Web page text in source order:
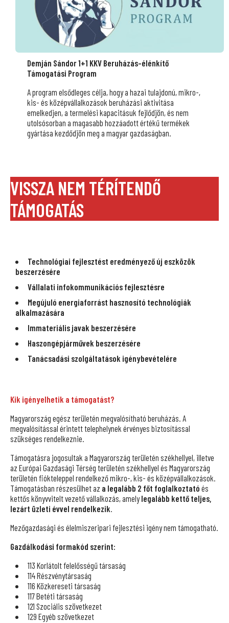
Demján Sándor 1+1 KKV Beruházás-élénkítő
Támogatási Program
A program elsődleges célja, hogy a hazai tulajdonú, mikro-,
kis- és középvállalkozások beruházási aktivitása
emelkedjen, a termelési kapacitásuk fejlődjön, és nem
utolsósorban a magasabb hozzáadott értékű termékek
gyártása kezdődjön meg a magyar gazdaságban.
VISSZA NEM TÉRÍTENDŐ
TÁMOGATÁS
Technológiai fejlesztést eredményező új eszközök
beszerzésére
Vállalati infokommunikációs fejlesztésre
Megújuló energiaforrást hasznosító technológiák
alkalmazására
Immateriális javak beszerzésére
Haszongépjárművek beszerzésére
Tanácsadási szolgáltatások igénybevételére
Kik igényelhetik a támogatást?
Magyarország egész területén megvalósítható beruházás. A
megvalósítással érintett telephelynek érvényes biztosítással
szükséges rendelkeznie.
Támogatásra jogosultak a Magyarország területén székhellyel, illetve
az Európai Gazdasági Térség területén székhellyel és Magyarország
területén fiókteleppel rendelkező mikro-, kis- és középvállalkozások.
Támogatásban részesülhet az a legalább 2 főt foglalkoztató és
kettős könyvvitelt vezető vállalkozás, amelylegalább kettő teljes,
lezárt üzleti évvel rendelkezik.
Mezőgazdasági és élelmiszeripari fejlesztési igény nem támogatható.
Gazdálkodási formakód szerint:
113 Korlátolt felelősségű társaság
114 Részvénytársaság
116 Közkereseti társaság
117 Betéti társaság
121 Szociális szövetkezet
129 Egyéb szövetkezet